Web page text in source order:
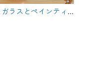
【東郷】ワンダーガーデン 土とガラスとペインティング